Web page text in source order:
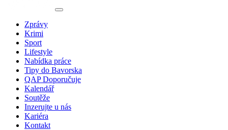
Zprávy
Krimi
Sport
Lifestyle
Nabídka práce
Tipy do Bavorska
QAP Doporučuje
Kalendář
Soutěže
Inzerujte u nás
Kariéra
Kontakt